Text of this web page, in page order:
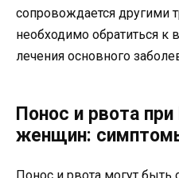
сопровождается
необходимо обратиться к
лечения основного
Понос и рвота
женщин: